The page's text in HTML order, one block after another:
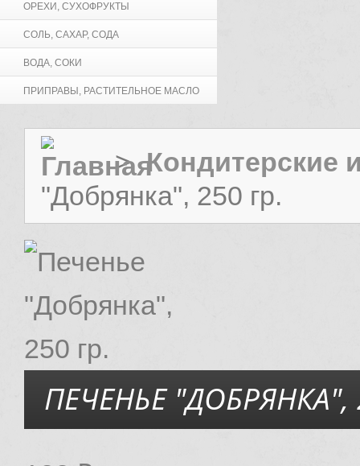
ОРЕХИ, СУХОФРУКТЫ
СОЛЬ, САХАР, СОДА
ВОДА, СОКИ
ПРИПРАВЫ, РАСТИТЕЛЬНОЕ МАСЛО
> Кондитерские
"Добрянка", 250 гр.
ПЕЧЕНЬЕ "ДОБРЯНКА",